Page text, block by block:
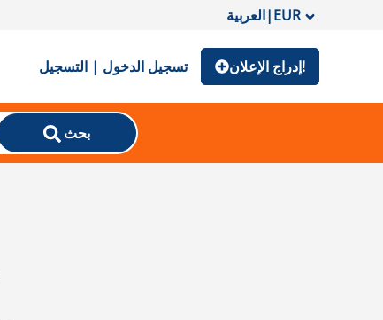
العربية|EUR
تسجيل الدخول | التسجيل إدراج الإعلان!
بحث